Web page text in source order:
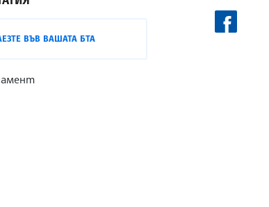
ВЪВ ВАШАТА БТА